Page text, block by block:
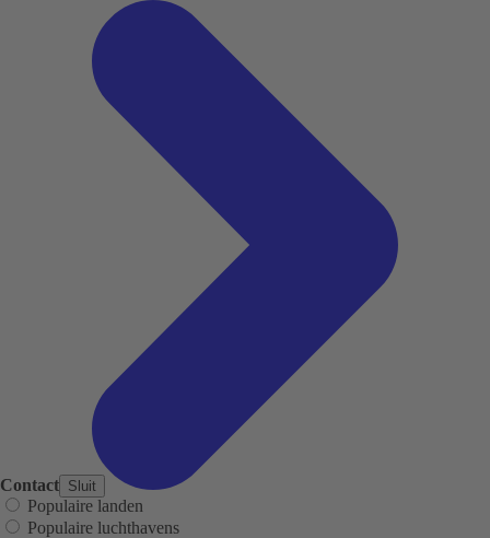
Contact Sluit
Populaire landen
Populaire luchthavens